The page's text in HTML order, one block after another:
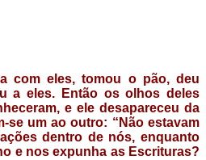
com eles, tomou o pão, deu
a eles. Então os olhos deles
e ele desapareceu da
se um ao outro: “Não estavam
dentro de nós, enquanto
e nos expunha as Escrituras?